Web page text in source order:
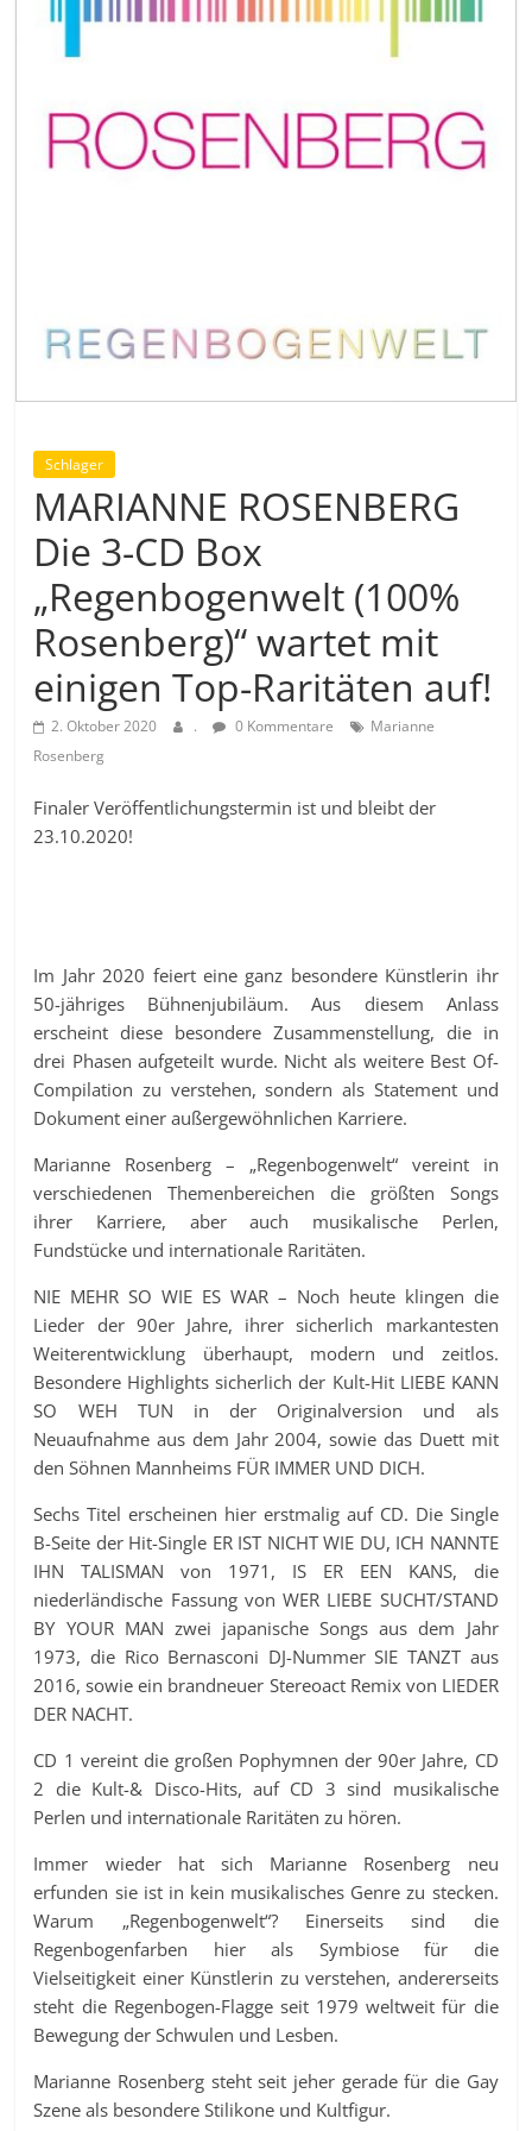
Schlager
MARIANNE ROSENBERG
Die 3-CD Box
„Regenbogenwelt (100%
Rosenberg)“ wartet mit
einigen Top-Raritäten auf!
2. Oktober 2020 . 0 Kommentare
Marianne
Rosenberg
Finaler Veröffentlichungstermin ist und bleibt der
23.10.2020!
Im Jahr 2020 feiert eine ganz besondere Künstlerin ihr
50-jähriges Bühnenjubiläum. Aus diesem Anlass
erscheint diese besondere Zusammenstellung, die in
drei Phasen aufgeteilt wurde. Nicht als weitere Best Of-
Compilation zu verstehen, sondern als Statement und
Dokument einer außergewöhnlichen Karriere.
Marianne Rosenberg – „Regenbogenwelt“ vereint in
verschiedenen Themenbereichen die größten Songs
ihrer Karriere, aber auch musikalische Perlen,
Fundstücke und internationale Raritäten.
NIE MEHR SO WIE ES WAR – Noch heute klingen die
Lieder der 90er Jahre, ihrer sicherlich markantesten
Weiterentwicklung überhaupt, modern und zeitlos.
Besondere Highlights sicherlich der Kult-Hit LIEBE KANN
SO WEH TUN in der Originalversion und als
Neuaufnahme aus dem Jahr 2004, sowie das Duett mit
den Söhnen Mannheims FÜR IMMER UND DICH.
Sechs Titel erscheinen hier erstmalig auf CD. Die Single
B-Seite der Hit-Single ER IST NICHT WIE DU, ICH NANNTE
IHN TALISMAN von 1971, IS ER EEN KANS, die
niederländische Fassung von WER LIEBE SUCHT/STAND
BY YOUR MAN zwei japanische Songs aus dem Jahr
1973, die Rico Bernasconi DJ-Nummer SIE TANZT aus
2016, sowie ein brandneuer Stereoact Remix von LIEDER
DER NACHT.
CD 1 vereint die großen Pophymnen der 90er Jahre, CD
2 die Kult-& Disco-Hits, auf CD 3 sind musikalische
Perlen und internationale Raritäten zu hören.
Immer wieder hat sich Marianne Rosenberg neu
erfunden sie ist in kein musikalisches Genre zu stecken.
Warum „Regenbogenwelt“? Einerseits sind die
Regenbogenfarben hier als Symbiose für die
Vielseitigkeit einer Künstlerin zu verstehen, andererseits
steht die Regenbogen-Flagge seit 1979 weltweit für die
Bewegung der Schwulen und Lesben.
Marianne Rosenberg steht seit jeher gerade für die Gay
Szene als besondere Stilikone und Kultfigur.